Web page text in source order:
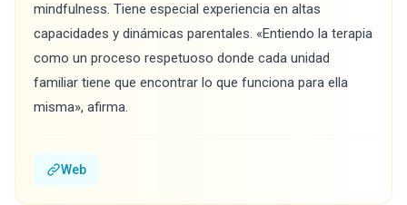
mindfulness. Tiene especial experiencia en altas
capacidades y dinámicas parentales. «Entiendo la terapia
como un proceso respetuoso donde cada unidad
familiar tiene que encontrar lo que funciona para ella
misma», afirma.
Web